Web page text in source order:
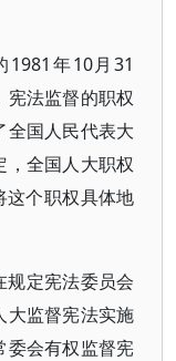
年10月31
宪法监督的职权
全国人民代表大
，全国人大职权
个职权具体地
规定宪法委员会
大监督宪法实施
委会有权监督宪